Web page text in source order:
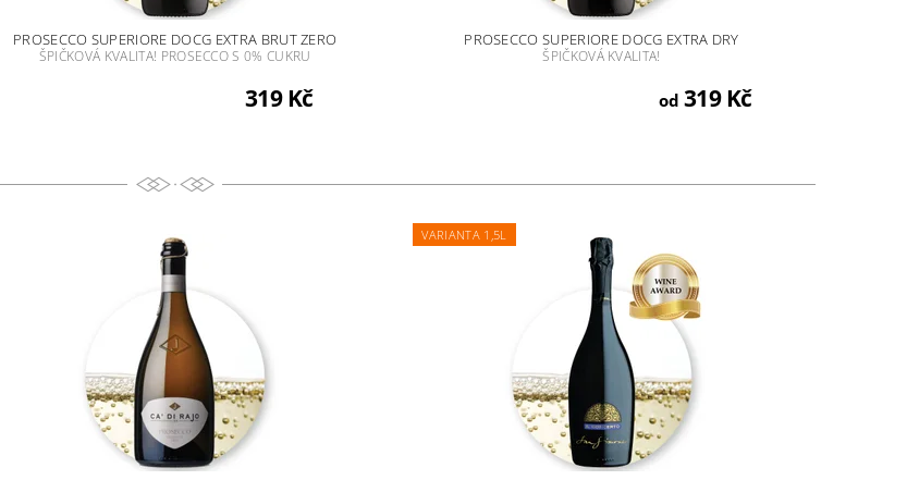
PROSECCO SUPERIORE DOCG EXTRA BRUT ZERO
ŠPIČKOVÁ KVALITA! PROSECCO S 0% CUKRU
319 Kč
PROSECCO SUPERIORE DOCG EXTRA DRY
ŠPIČKOVÁ KVALITA!
od 319 Kč
VARIANTA 1,5L